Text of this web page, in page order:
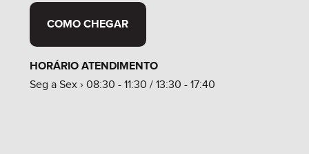
COMO CHEGAR
HORÁRIO ATENDIMENTO
Seg a Sex › 08:30 - 11:30 / 13:30 - 17:40